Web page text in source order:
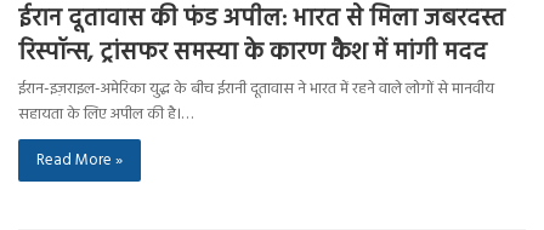
ईरान दूतावास की फंड अपील: भारत से मिला जबरदस्त
रिस्पॉन्स, ट्रांसफर समस्या के कारण कैश में मांगी मदद
ईरान-इज़राइल-अमेरिका युद्ध के बीच ईरानी दूतावास ने भारत में रहने वाले लोगों से मानवीय
सहायता के लिए अपील की है।…
Read More »